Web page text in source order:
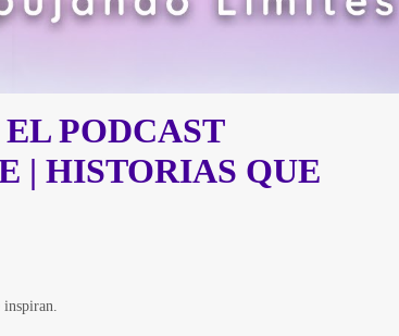
PODCAST
| HISTORIAS QUE
inspiran.